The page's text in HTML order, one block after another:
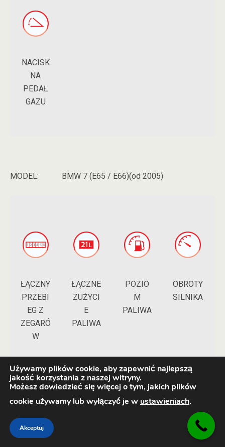
NACISK
NA
PEDAŁ
GAZU
MODEL: BMW 7 (E65 / E66)(od 2005)
ŁĄCZNY
PRZEBI
EG Z
ZEGARÓ
W
ŁĄCZNE
ZUŻYCI
E
PALIWA
POZIO
M
PALIWA
OBROTY
SILNIKA
PRĘDK
OŚĆ
Używamy plików cookie, aby zapewnić najlepszą
jakość korzystania z naszej witryny.
Możesz dowiedzieć się więcej o tym, jakich plików
cookie używamy lub wyłączyć je w ustawieniach.
Akceptuj